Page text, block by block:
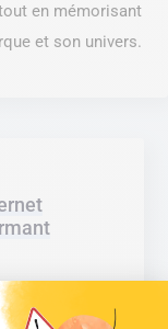
en mémorisant
et son univers.